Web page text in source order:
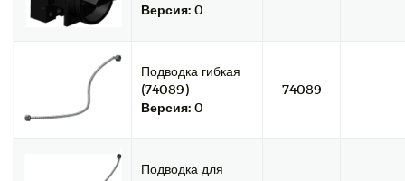
Версия: 0
Подводка гибкая
(74089)
Версия: 0
74089
Подводка для